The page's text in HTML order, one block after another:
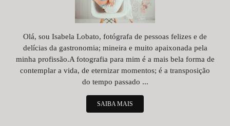
Olá, sou Isabela Lobato, fotógrafa de pessoas felizes e de
delícias da gastronomia; mineira e muito apaixonada pela
minha profissão.A fotografia para mim é a mais bela forma de
contemplar a vida, de eternizar momentos; é a transposição
do tempo passado ...
SAIBA MAIS